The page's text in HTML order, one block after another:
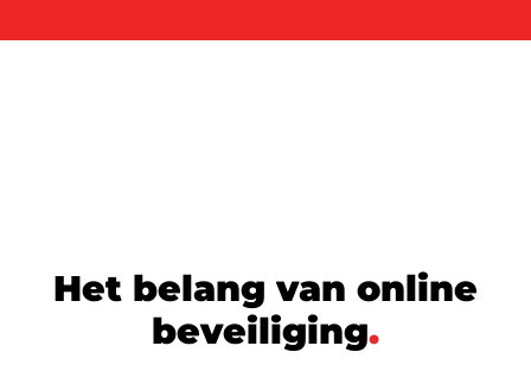
Het belang van online
beveiliging.